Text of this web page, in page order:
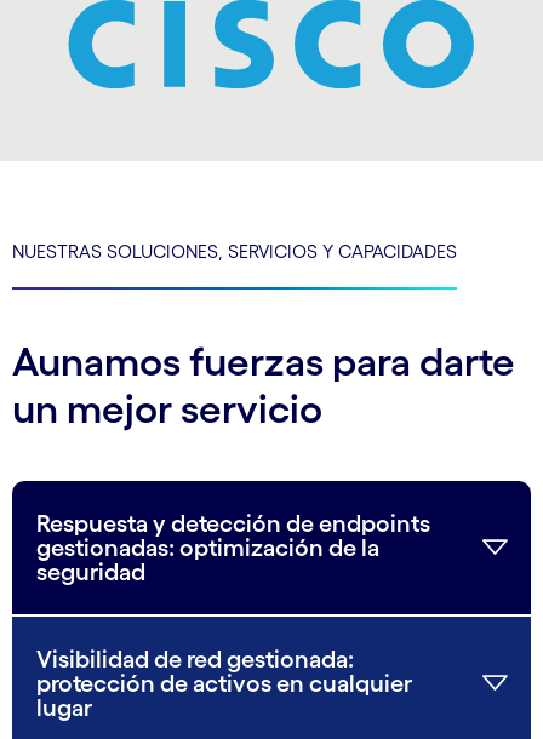
NUESTRAS SOLUCIONES, SERVICIOS Y CAPACIDADES
Aunamos fuerzas para darte
un mejor servicio
Respuesta y detección de endpoints
gestionadas: optimización de la
seguridad
Visibilidad de red gestionada:
protección de activos en cualquier
lugar